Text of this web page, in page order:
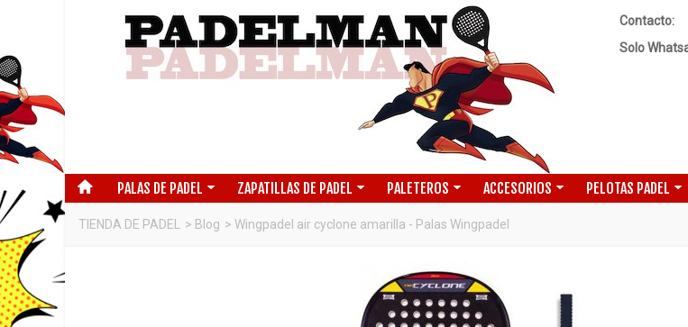
Contacto:
Solo
PALAS DE PADEL ZAPATILLAS DE PADEL PALETEROS ACCESORIOS PELOTAS PADEL
TIENDA DE PADEL > Blog > Wingpadel air cyclone amarilla - Palas Wingpadel